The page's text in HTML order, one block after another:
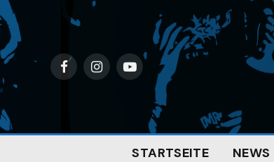
FacebookInstagramYouTube
STARTSEITE NEWS